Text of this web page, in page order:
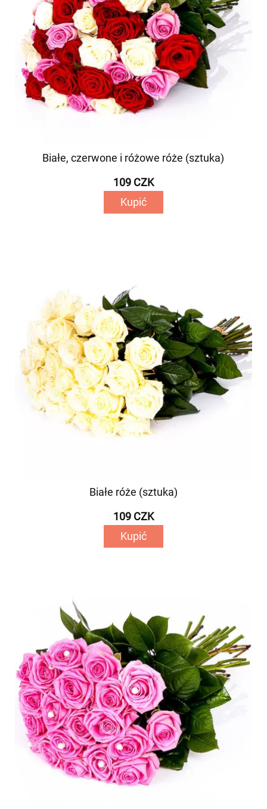
Białe, czerwone i różowe róże (sztuka)
109 CZK
Kupić
Białe róże (sztuka)
109 CZK
Kupić